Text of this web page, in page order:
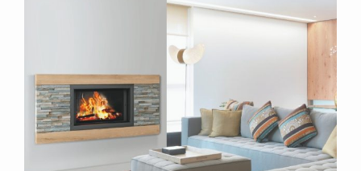
Demande de devis